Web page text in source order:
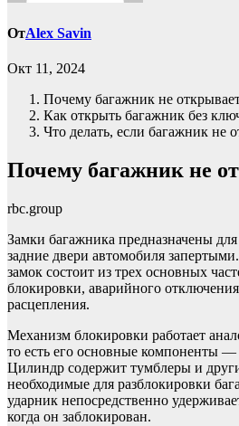
ОтAlex Savin
Окт 11, 2024
Почему багажник не
Как открыть багажник без
Что делать, если багажник не
Почему багажник не
rbc.group
Замки багажника предназначены
задние двери автомобиля
замок состоит из трех основных
блокировки, аварийного
расцепления.
Механизм блокировки работает
то есть его основные компоненты
Цилиндр содержит тумблеры и
необходимые для разблокировки
ударник непосредственно
когда он заблокирован.